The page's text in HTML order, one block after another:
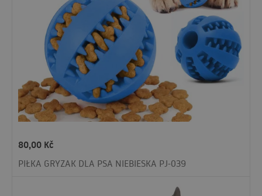
80,00 Kč
PIŁKA GRYZAK DLA PSA NIEBIESKA PJ-039